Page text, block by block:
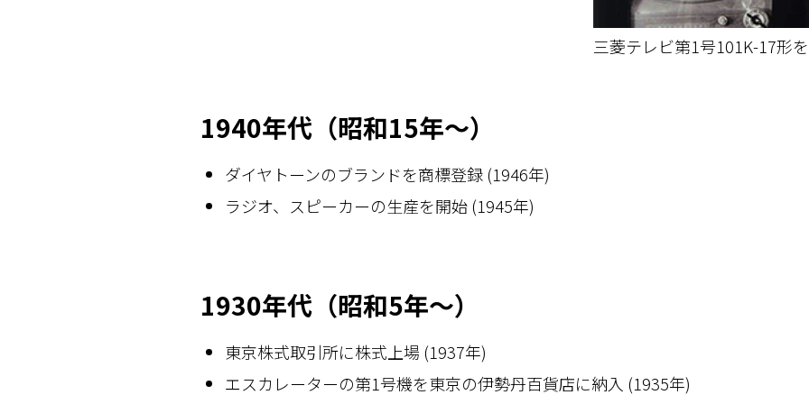
三菱テレビ第1号101K-17形
1940年代（昭和15年～）
ダイヤトーンのブランドを商標登録 (1946年)
ラジオ、スピーカーの生産を開始 (1945年)
1930年代（昭和5年～）
東京株式取引所に株式上場 (1937年)
エスカレーターの第1号機を東京の伊勢丹百貨店に納入 (1935年)